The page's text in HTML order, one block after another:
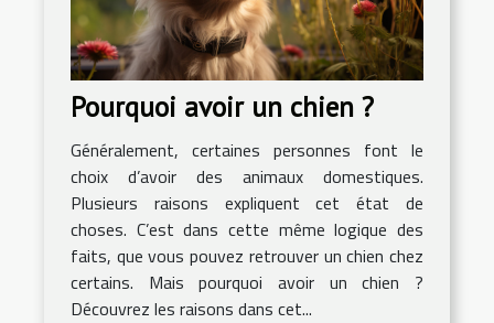
Pourquoi avoir un chien ?
Généralement, certaines personnes font le
choix d’avoir des animaux domestiques.
Plusieurs raisons expliquent cet état de
choses. C’est dans cette même logique des
faits, que vous pouvez retrouver un chien chez
certains. Mais pourquoi avoir un chien ?
Découvrez les raisons dans cet...